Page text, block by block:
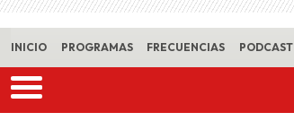
INICIO PROGRAMAS FRECUENCIAS PODCAST